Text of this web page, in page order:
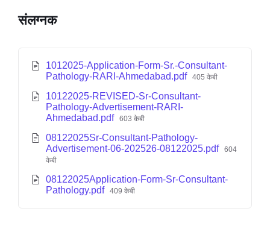
संलग्नक
1012025-Application-Form-Sr.-Consultant-
Pathology-RARI-Ahmedabad.pdf 405 केबी
10122025-REVISED-Sr-Consultant-
Pathology-Advertisement-RARI-
Ahmedabad.pdf 603 केबी
08122025Sr-Consultant-Pathology-
Advertisement-06-202526-08122025.pdf 604
केबी
08122025Application-Form-Sr-Consultant-
Pathology.pdf 409 केबी